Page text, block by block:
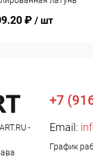
₽ / шт
-
+7
Email:
График